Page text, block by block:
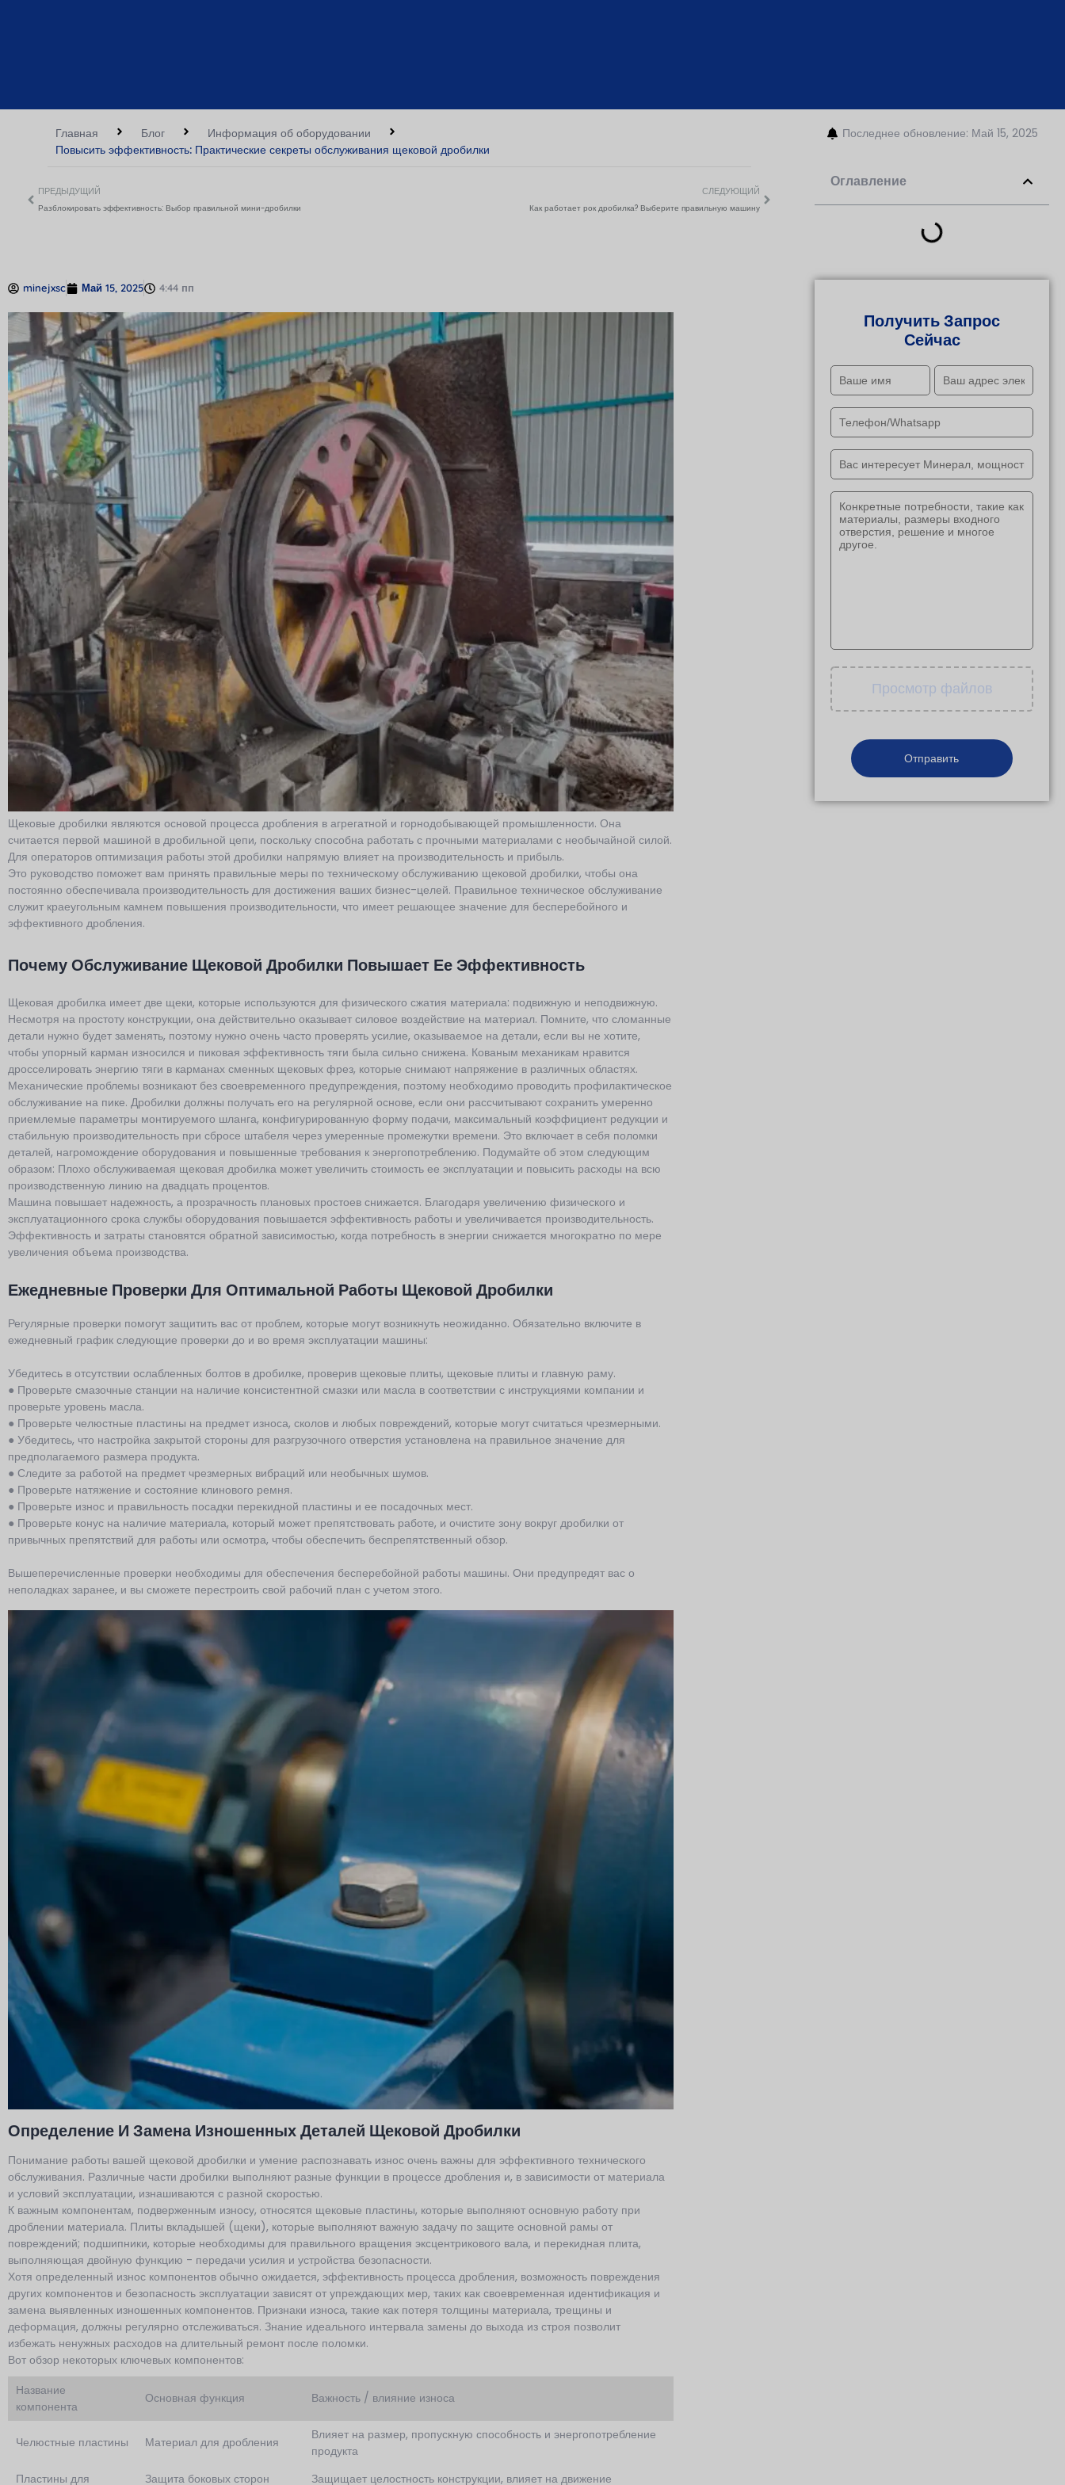
Главная Блог
Информация об оборудовании
Повысить эффективность: Практические секреты обслуживания щековой дробилки
ПРЕДЫДУЩИЙ
Разблокировать эффективность: Выбор правильной мини-дробилки
СЛЕДУЮЩИЙ
Как работает рок дробилка? Выберите правильную машину
minejxsc Май 15, 2025 4:44 пп
Щековые дробилки являются основой процесса дробления в агрегатной и горнодобывающей промышленности. Она
считается первой машиной в дробильной цепи, поскольку способна работать с прочными материалами с необычайной силой.
Для операторов оптимизация работы этой дробилки напрямую влияет на производительность и прибыль.
Это руководство поможет вам принять правильные меры по техническому обслуживанию щековой дробилки, чтобы она
постоянно обеспечивала производительность для достижения ваших бизнес-целей. Правильное техническое обслуживание
служит краеугольным камнем повышения производительности, что имеет решающее значение для бесперебойного и
эффективного дробления.
Почему Обслуживание Щековой Дробилки Повышает Ее Эффективность
Щековая дробилка имеет две щеки, которые используются для физического сжатия материала: подвижную и неподвижную.
Несмотря на простоту конструкции, она действительно оказывает силовое воздействие на материал. Помните, что сломанные
детали нужно будет заменять, поэтому нужно очень часто проверять усилие, оказываемое на детали, если вы не хотите,
чтобы упорный карман износился и пиковая эффективность тяги была сильно снижена. Кованым механикам нравится
дросселировать энергию тяги в карманах сменных щековых фрез, которые снимают напряжение в различных областях.
Механические проблемы возникают без своевременного предупреждения, поэтому необходимо проводить профилактическое
обслуживание на пике. Дробилки должны получать его на регулярной основе, если они рассчитывают сохранить умеренно
приемлемые параметры монтируемого шланга, конфигурированную форму подачи, максимальный коэффициент редукции и
стабильную производительность при сбросе штабеля через умеренные промежутки времени. Это включает в себя поломки
деталей, нагромождение оборудования и повышенные требования к энергопотреблению. Подумайте об этом следующим
образом: Плохо обслуживаемая щековая дробилка может увеличить стоимость ее эксплуатации и повысить расходы на всю
производственную линию на двадцать процентов.
Машина повышает надежность, а прозрачность плановых простоев снижается. Благодаря увеличению физического и
эксплуатационного срока службы оборудования повышается эффективность работы и увеличивается производительность.
Эффективность и затраты становятся обратной зависимостью, когда потребность в энергии снижается многократно по мере
увеличения объема производства.
Ежедневные Проверки Для Оптимальной Работы Щековой Дробилки
Регулярные проверки помогут защитить вас от проблем, которые могут возникнуть неожиданно. Обязательно включите в
ежедневный график следующие проверки до и во время эксплуатации машины:
Убедитесь в отсутствии ослабленных болтов в дробилке, проверив щековые плиты, щековые плиты и главную раму.
● Проверьте смазочные станции на наличие консистентной смазки или масла в соответствии с инструкциями компании и
проверьте уровень масла.
● Проверьте челюстные пластины на предмет износа, сколов и любых повреждений, которые могут считаться чрезмерными.
● Убедитесь, что настройка закрытой стороны для разгрузочного отверстия установлена на правильное значение для
предполагаемого размера продукта.
● Следите за работой на предмет чрезмерных вибраций или необычных шумов.
● Проверьте натяжение и состояние клинового ремня.
● Проверьте износ и правильность посадки перекидной пластины и ее посадочных мест.
● Проверьте конус на наличие материала, который может препятствовать работе, и очистите зону вокруг дробилки от
привычных препятствий для работы или осмотра, чтобы обеспечить беспрепятственный обзор.
Вышеперечисленные проверки необходимы для обеспечения бесперебойной работы машины. Они предупредят вас о
неполадках заранее, и вы сможете перестроить свой рабочий план с учетом этого.
Определение И Замена Изношенных Деталей Щековой Дробилки
Понимание работы вашей щековой дробилки и умение распознавать износ очень важны для эффективного технического
обслуживания. Различные части дробилки выполняют разные функции в процессе дробления и, в зависимости от материала
и условий эксплуатации, изнашиваются с разной скоростью.
К важным компонентам, подверженным износу, относятся щековые пластины, которые выполняют основную работу при
дроблении материала. Плиты вкладышей (щеки), которые выполняют важную задачу по защите основной рамы от
повреждений; подшипники, которые необходимы для правильного вращения эксцентрикового вала, и перекидная плита,
выполняющая двойную функцию - передачи усилия и устройства безопасности.
Хотя определенный износ компонентов обычно ожидается, эффективность процесса дробления, возможность повреждения
других компонентов и безопасность эксплуатации зависят от упреждающих мер, таких как своевременная идентификация и
замена выявленных изношенных компонентов. Признаки износа, такие как потеря толщины материала, трещины и
деформация, должны регулярно отслеживаться. Знание идеального интервала замены до выхода из строя позволит
избежать ненужных расходов на длительный ремонт после поломки.
Вот обзор некоторых ключевых компонентов:
Название
компонента
Основная функция Важность / влияние износа
Челюстные пластины Материал для дробления
Влияет на размер, пропускную способность и энергопотребление
продукта
Пластины для
Защита боковых сторон Защищает целостность конструкции, влияет на движение
Последнее обновление: Май 15, 2025
Оглавление
Получить Запрос
Сейчас
Просмотр файлов